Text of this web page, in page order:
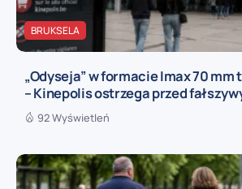
BRUKSELA
„Odyseja” w formacie Imax 70 mm
– Kinepolis ostrzega przed
92 Wyświetleń